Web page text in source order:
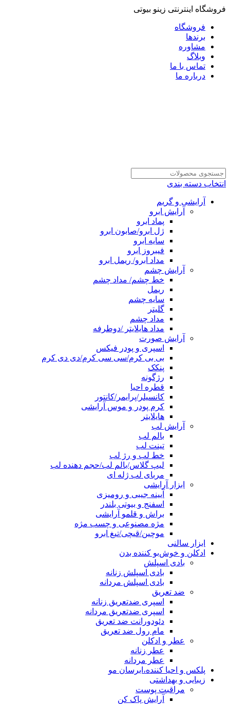
فروشگاه اینترنتی زینو بیوتی
فروشگاه
برندها
مشاوره
وبلاگ
تماس با ما
درباره ما
انتخاب دسته بندی
آرایشی و گریم
آرایش ابرو
پماد ابرو
ژل ابرو/صابون ابرو
سایه ابرو
فیبروز ابرو
مداد ابرو/ ریمل ابرو
آرایش چشم
خط چشم/ مداد چشم
ریمل
سایه چشم
گلیتر
مداد چشم
مداد هایلایتر /دوطرفه
آرایش صورت
اسپری و پودر فیکس
بی بی کرم/سی سی کرم/دی دی کرم
پنکک
رژگونه
قطره احیا
کانسیلر/پرایمر/کانتور
کرم پودر و موس آرایشی
هایلایتر
آرایش لب
بالم لب
تینت لب
خط لب و رژ لب
لیپ گلاس/بالم لب/حجم دهنده لب
مربای لب ژله ای
ابزار آرایشی
آیینه جیبی و رومیزی
اسفنج و بیوتی بلندر
براش و قلمو آرایشی
مژه مصنوعی و چسب مژه
موچین/قیچی/تیغ ابرو
ابزار سالنی
ادکلن و خوش‌بو کننده بدن
بادی اسپلش
بادی اسپلش زنانه
بادی اسپلش مردانه
ضد تعریق
اسپری ضدتعریق زنانه
اسپری ضدتعریق مردانه
دئودورانت ضد تعریق
مام رول ضد تعریق
عطر و ادکلن
عطر زنانه
عطر مردانه
پلکس و احیا کننده،ابرسان مو
زیبایی و بهداشتی
مراقبت پوست
آرایش پاک کن